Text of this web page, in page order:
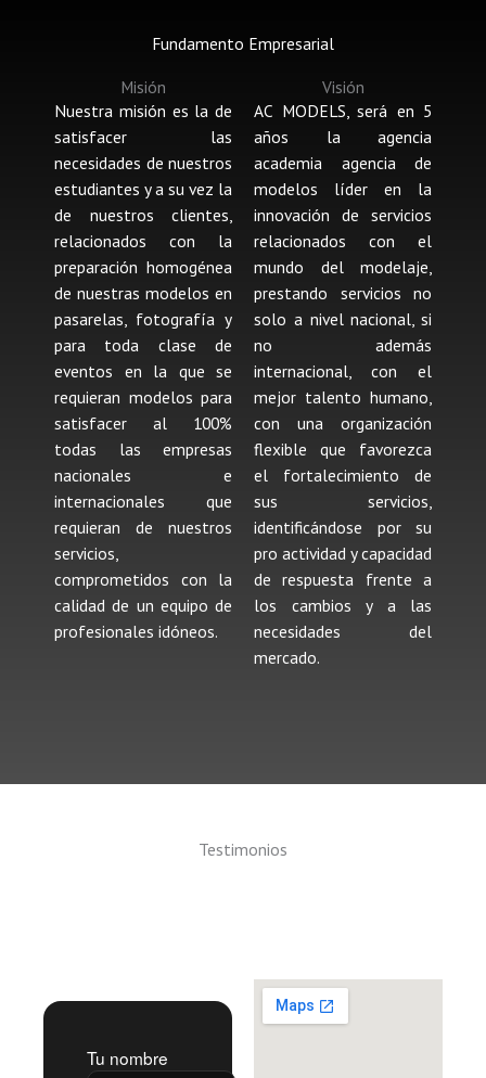
Fundamento Empresarial
Misión
Nuestra misión es la de
satisfacer las
necesidades de nuestros
estudiantes y a su vez la
de nuestros clientes,
relacionados con la
preparación homogénea
de nuestras modelos en
pasarelas, fotografía y
para toda clase de
eventos en la que se
requieran modelos para
satisfacer al 100%
todas las empresas
nacionales e
internacionales que
requieran de nuestros
servicios,
comprometidos con la
calidad de un equipo de
profesionales idóneos.
Visión
AC MODELS, será en 5
años la agencia
academia agencia de
modelos líder en la
innovación de servicios
relacionados con el
mundo del modelaje,
prestando servicios no
solo a nivel nacional, si
no además
internacional, con el
mejor talento humano,
con una organización
flexible que favorezca
el fortalecimiento de
sus servicios,
identificándose por su
pro actividad y capacidad
de respuesta frente a
los cambios y a las
necesidades del
mercado.
Testimonios
Tu nombre